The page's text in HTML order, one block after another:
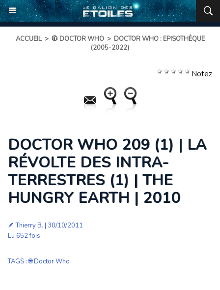
ACCUEIL > 🧥 DOCTOR WHO > DOCTOR WHO : EPISOTHÈQUE
(2005-2022)
Notez
DOCTOR WHO 209 (1) | LA
RÉVOLTE DES INTRA-
TERRESTRES (1) | THE
HUNGRY EARTH | 2010
🪶Thierry B. | 30/10/2011
Lu 652 fois
TAGS :🌐 Doctor Who